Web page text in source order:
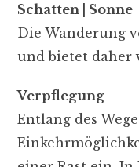
Schatten | Sonne
Die Wanderung
und bietet daher
Verpflegung
Entlang des